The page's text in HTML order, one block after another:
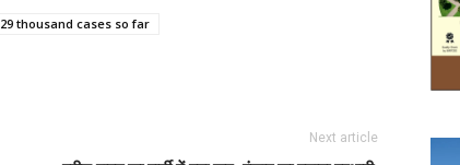
29 thousand cases so far
Next article